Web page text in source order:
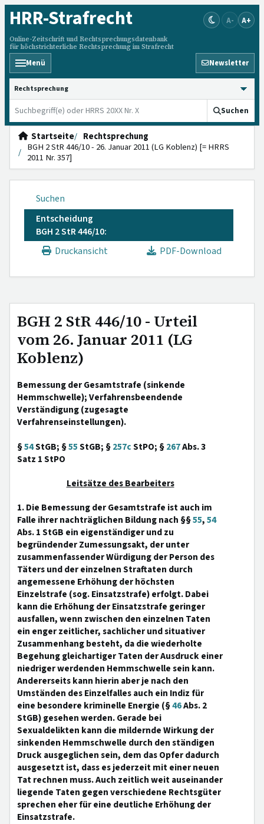
HRR-Strafrecht
Online-Zeitschrift und Rechtsprechungsdatenbank
für höchstrichterliche Rechtsprechung im Strafrecht
A- A+
Menü Newsletter
HRRS durchsuchen
Suchen
Startseite
Rechtsprechung
BGH 2 StR 446/10 - 26. Januar 2011 (LG Koblenz) [= HRRS
2011 Nr. 357]
Suchen
Entscheidung
BGH 2 StR 446/10:
Druckansicht
PDF-Download
BGH 2 StR 446/10 - Urteil
vom 26. Januar 2011 (LG
Koblenz)
Bemessung der Gesamtstrafe (sinkende
Hemmschwelle); Verfahrensbeendende
Verständigung (zugesagte
Verfahrenseinstellungen).
§54StGB; §55StGB; §257cStPO; §267Abs. 3
Satz 1 StPO
Leitsätze des Bearbeiters
1. Die Bemessung der Gesamtstrafe ist auch im
Falle ihrer nachträglichen Bildung nach §§55,54
Abs. 1 StGB ein eigenständiger und zu
begründender Zumessungsakt, der unter
zusammenfassender Würdigung der Person des
Täters und der einzelnen Straftaten durch
angemessene Erhöhung der höchsten
Einzelstrafe (sog. Einsatzstrafe) erfolgt. Dabei
kann die Erhöhung der Einsatzstrafe geringer
ausfallen, wenn zwischen den einzelnen Taten
ein enger zeitlicher, sachlicher und situativer
Zusammenhang besteht, da die wiederholte
Begehung gleichartiger Taten der Ausdruck einer
niedriger werdenden Hemmschwelle sein kann.
Andererseits kann hierin aber je nach den
Umständen des Einzelfalles auch ein Indiz für
eine besondere kriminelle Energie (§46Abs. 2
StGB) gesehen werden. Gerade bei
Sexualdelikten kann die mildernde Wirkung der
sinkenden Hemmschwelle durch den ständigen
Druck ausgeglichen sein, dem das Opfer dadurch
ausgesetzt ist, dass es jederzeit mit einer neuen
Tat rechnen muss. Auch zeitlich weit auseinander
liegende Taten gegen verschiedene Rechtsgüter
sprechen eher für eine deutliche Erhöhung der
Einsatzstrafe.